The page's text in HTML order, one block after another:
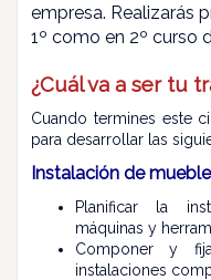
empresa. Realizarás
1º como en 2º curso
¿Cuál va a ser tu
Cuando termines este
para desarrollar las
Instalación de
Planificar la
máquinas y
Componer y
instalaciones